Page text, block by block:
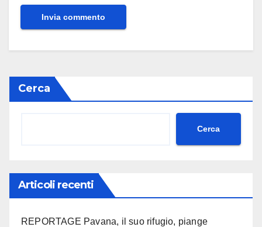
Cerca
Cerca
Articoli recenti
REPORTAGE Pavana, il suo rifugio, piange